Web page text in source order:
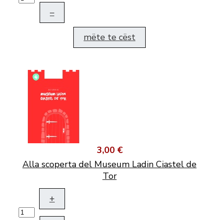
–
mëte te cëst
3,00 €
Alla scoperta del Museum Ladin Ciastel de
Tor
+